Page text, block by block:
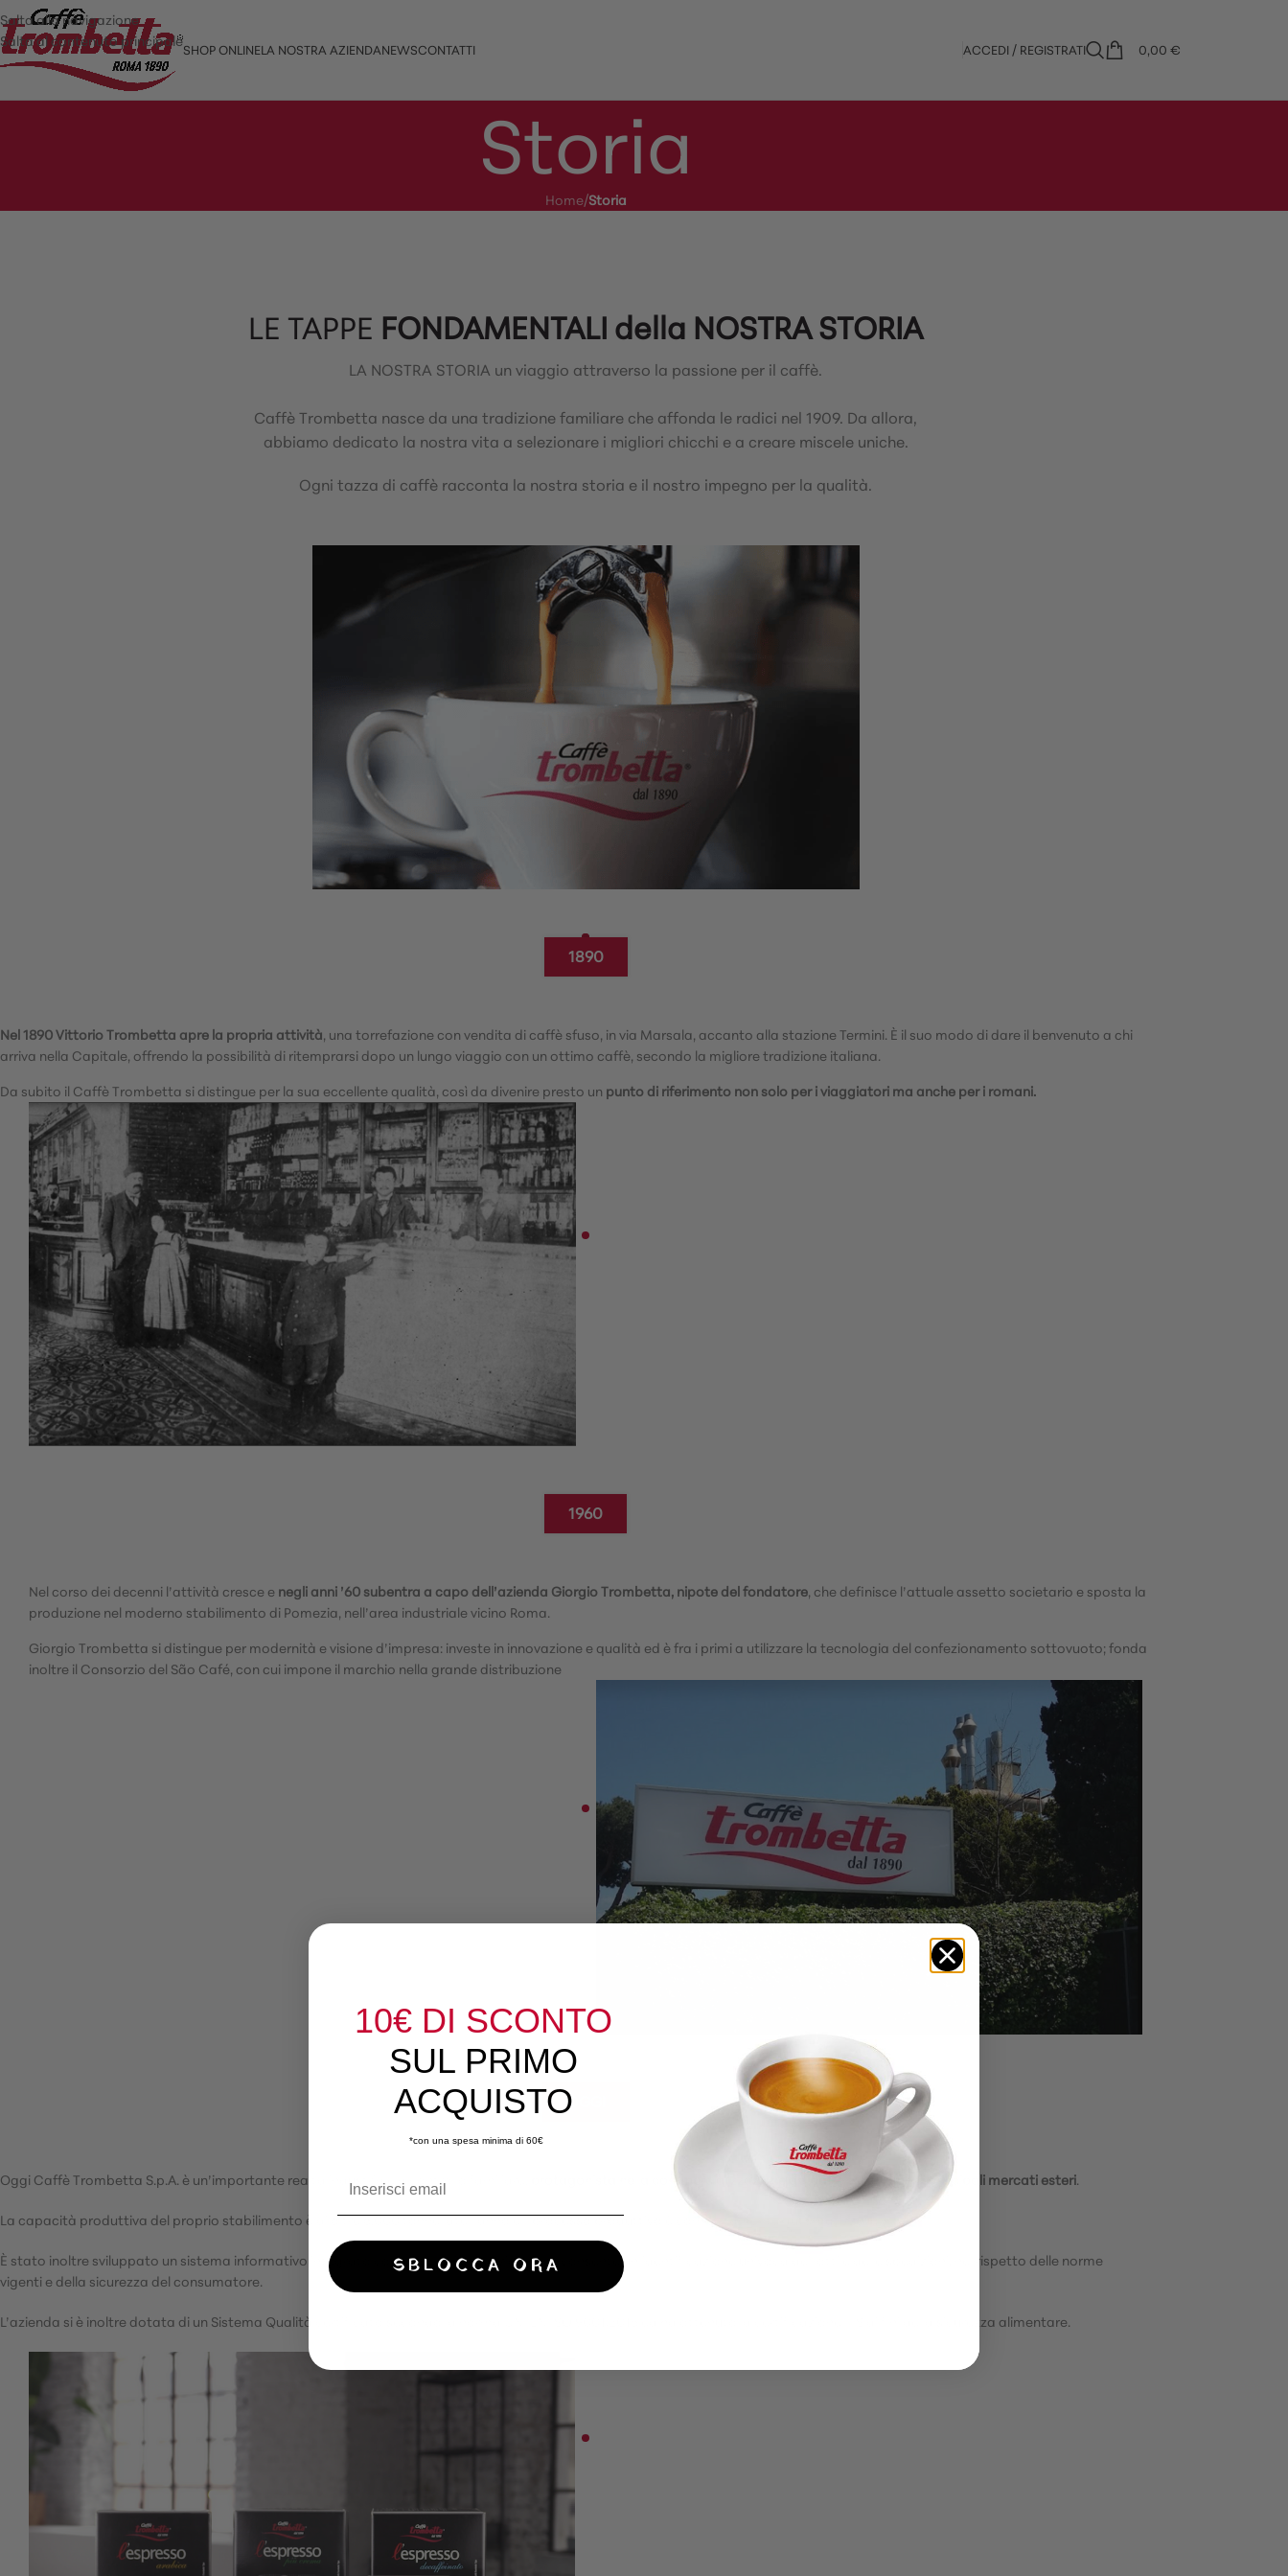
Salta alla navigazione
Salta al contenuto principale
SHOP ONLINELA NOSTRA AZIENDANEWSCONTATTI ACCEDI / REGISTRATI 0,00 €
Storia
Home/Storia
LE TAPPE FONDAMENTALI della NOSTRA STORIA
LA NOSTRA STORIA un viaggio attraverso la passione per il caffè.
Caffè Trombetta nasce da una tradizione familiare che affonda le radici nel 1909. Da allora,
abbiamo dedicato la nostra vita a selezionare i migliori chicchi e a creare miscele uniche.
Ogni tazza di caffè racconta la nostra storia e il nostro impegno per la qualità.
1890
Nel 1890 Vittorio Trombetta apre la propria attività, una torrefazione con vendita di caffè sfuso, in via Marsala, accanto alla stazione Termini. È il suo modo di dare il benvenuto a chi
arriva nella Capitale, offrendo la possibilità di ritemprarsi dopo un lungo viaggio con un ottimo caffè, secondo la migliore tradizione italiana.
Da subito il Caffè Trombetta si distingue per la sua eccellente qualità, così da divenire presto un punto di riferimento non solo per i viaggiatori ma anche per i romani.
1960
Nel corso dei decenni l’attività cresce e negli anni ’60 subentra a capo dell’azienda Giorgio Trombetta, nipote del fondatore, che definisce l’attuale assetto societario e sposta la
produzione nel moderno stabilimento di Pomezia, nell’area industriale vicino Roma.
Giorgio Trombetta si distingue per modernità e visione d’impresa: investe in innovazione e qualità ed è fra i primi a utilizzare la tecnologia del confezionamento sottovuoto; fonda
inoltre il Consorzio del São Café, con cui impone il marchio nella grande distribuzione
OGGI
Oggi Caffè Trombetta S.p.A. è un’importante realtà industriale a controllo familiare, protagonista nella commercializzazione del caffè in Italia e nei principali mercati esteri.
La capacità produttiva del proprio stabilimento è di oltre 6.000 tonnellate l’anno e il processo produttivo è completamente automatizzato.
È stato inoltre sviluppato un sistema informativo integrato con le linee di produzione che consente un’identificazione univoca dei lotti e delle spedizioni, nel rispetto delle norme
vigenti e della sicurezza del consumatore.
L’azienda si è inoltre dotata di un Sistema Qualità certificato secondo la norma UNI EN ISO 9001:2015 ed ha ottenuto la certificazione IFS ai fini della sicurezza alimentare.
10€ DI SCONTO
SUL PRIMO
ACQUISTO
*con una spesa minima di 60€
SBLOCCA ORA